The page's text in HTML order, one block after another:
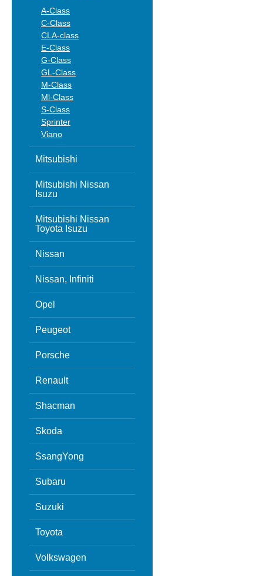
A-Class
C-Class
CLA-class
E-Class
G-Class
GL-Class
M-Class
Ml-Class
S-Class
Sprinter
Viano
Mitsubishi
Mitsubishi Nissan
Isuzu
Mitsubishi Nissan
Toyota Isuzu
Nissan
Nissan, Infiniti
Opel
Peugeot
Porsche
Renault
Shacman
Skoda
SsangYong
Subaru
Suzuki
Toyota
Volkswagen